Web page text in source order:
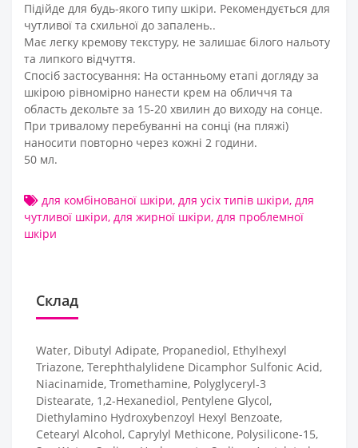
Підійде для будь-якого типу шкіри. Рекомендується для
чутливої та схильної до запалень..
Має легку кремову текстуру, не залишає білого нальоту
та липкого відчуття.
Спосіб застосування: На останньому етапі догляду за
шкірою рівномірно нанести крем на обличчя та
область декольте за 15-20 хвилин до виходу на сонце.
При тривалому перебуванні на сонці (на пляжі)
наносити повторно через кожні 2 години.
50 мл.
для комбінованої шкіри, для усіх типів шкіри, для
чутливої шкіри, для жирної шкіри, для проблемної
шкіри
Склад
Water, Dibutyl Adipate, Propanediol, Ethylhexyl
Triazone, Terephthalylidene Dicamphor Sulfonic Acid,
Niacinamide, Tromethamine, Polyglyceryl-3
Distearate, 1,2-Hexanediol, Pentylene Glycol,
Diethylamino Hydroxybenzoyl Hexyl Benzoate,
Cetearyl Alcohol, Caprylyl Methicone, Polysilicone-15,